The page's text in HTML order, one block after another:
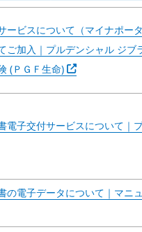
ービスについて（マイナポータ
ご加入｜プルデンシャル ジブ
(ＰＧＦ生命)
Abra em outra
電子交付サービスについて｜
outra guia
の電子データについて｜マニ